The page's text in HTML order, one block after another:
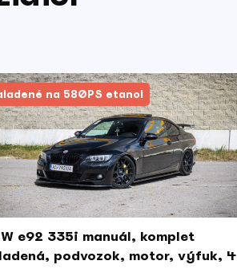
na 580PS etanol
e92 335i manuál, komplet
podvozok, motor, výfuk, 4